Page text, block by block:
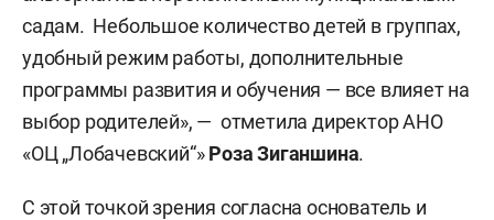
садам. Небольшое количество детей в группах,
удобный режим работы, дополнительные
программы развития и обучения — все влияет на
выбор родителей», — отметила директор АНО
«ОЦ „Лобачевский“»Роза Зиганшина.
С этой точкой зрения согласна основатель и